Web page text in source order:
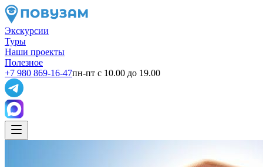
Экскурсии
Туры
Наши проекты
Полезное
+7 980 869-16-47пн-пт с 10.00 до 19.00